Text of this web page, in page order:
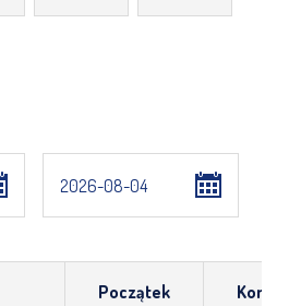
Początek
Koniec